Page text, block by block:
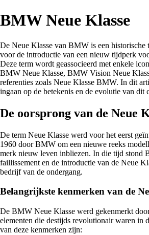
BMW Neue Klasse
De Neue Klasse van BMW is een historische
voor de introductie van een nieuw tijdperk
Deze term wordt geassocieerd met enkele
BMW Neue Klasse, BMW Vision Neue
referenties zoals Neue Klasse BMW. In dit
ingaan op de betekenis en de evolutie van dit
De oorsprong van de Neue
De term Neue Klasse werd voor het eerst
1960 door BMW om een nieuwe reeks
merk nieuw leven inbliezen. In die tijd stond
faillissement en de introductie van de Neue
bedrijf van de ondergang.
Belangrijkste kenmerken van de
De BMW Neue Klasse werd gekenmerkt
elementen die destijds revolutionair waren in
van deze kenmerken zijn: